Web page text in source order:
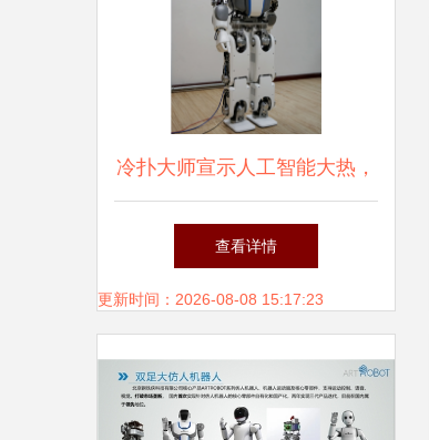
冷扑大师宣示人工智能大热，
机器人发展尤待进步
查看详情
更新时间：2026-08-08 15:17:23